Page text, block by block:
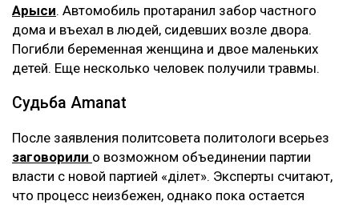
Арыси. Автомобиль протаранил забор частного
дома и въехал в людей, сидевших возле двора.
Погибли беременная женщина и двое маленьких
детей. Еще несколько человек получили травмы.
Судьба Amanat
После заявления политсовета политологи всерьез
заговорили о возможном объединении партии
власти с новой партией «Әділет». Эксперты считают,
что процесс неизбежен, однако пока остается